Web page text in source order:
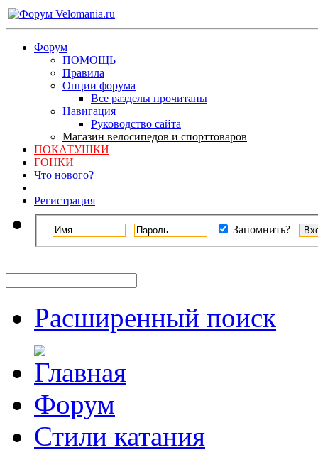
Форум
ПОМОЩЬ
Правила
Опции форума
Все разделы прочитаны
Навигация
Руководство сайта
Магазин велосипедов и спорттоваров
ПОКАТУШКИ
ГОНКИ
Что нового?
Регистрация
Запомнить?
Расширенный поиск
Форум
Стили катания